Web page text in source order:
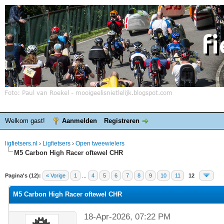
Welkom gast! Aanmelden Registreren
ligfietsers.nl › Ligfietsers › Open tweewielers
M5 Carbon High Racer oftewel CHR
Pagina's (12): « Vorige 1 4 5 6 7 8 9 10 11 12
waardering is 0
M5 Carbon High Racer oftewel CHR
18-Apr-2026, 07:22 PM